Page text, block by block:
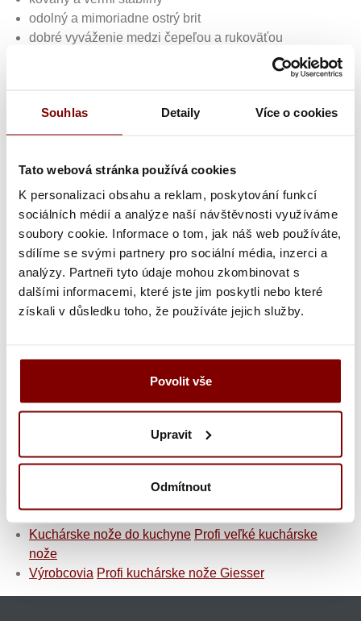
Souhlas Detaily Více o cookies
Tato webová stránka používá cookies
K personalizaci obsahu a reklam, poskytování funkcí
sociálních médií a analýze naší návštěvnosti využíváme
soubory cookie. Informace o tom, jak náš web používáte,
sdílíme se svými partnery pro sociální média, inzerci a
analýzy. Partneři tyto údaje mohou zkombinovat s
dalšími informacemi, které jste jim poskytli nebo které
získali v důsledku toho, že používáte jejich služby.
Povolit vše
Upravit
Odmítnout
odolný a mimoriadne ostrý brit
dobré vyváženie medzi čepeľou a rukoväťou
Všestranný nôž takmer všetkých profesionálnych
ľahko rezať, krájať alebo kosiť. Ruka je vždy chránená
váženie (byliny a cibuľa) však možno vždy použiť celú
Čepeľ je kovaná z jedného kusu ocele so zvlášť veľkým
množstvom uhlíka (X55) pre obzvlášť dobré udržanie
hrán. Veľmi jemné leštenie a brúsenie, takže sa na čepeli
nič nelepí. Vytvrdnuté vo vákuu na 56-57 HRC. Konečné
zaručuje dokonalé a ľahké rezanie. Rukoväť je pevne
spojená 3 nity z nerezovej ocele. Každá čepeľ je
označená individuálnym a po sebe idúcim číslom ako
značka kvality.
Jak vybrat kvalitní kuchařský nůž?! Využijte našeho
Kuchárske nože do kuchyne Nemecké kuchynské nože
Kuchárske nože do kuchyne Profi veľké kuchárske
nože
Výrobcovia Profi kuchárske nože Giesser